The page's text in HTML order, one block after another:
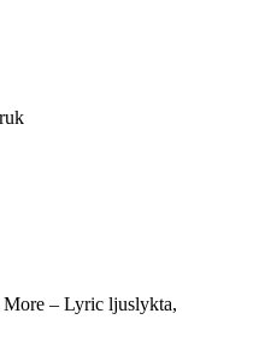
More – Lyric ljuslykta,